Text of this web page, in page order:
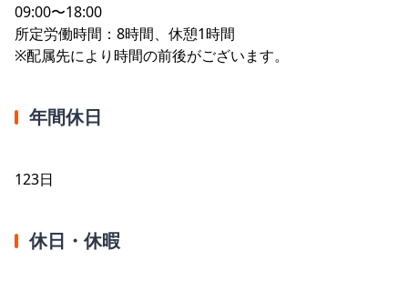
09:00〜18:00
所定労働時間：8時間、休憩1時間
※配属先により時間の前後がございます。
年間休日
123日
休日・休暇